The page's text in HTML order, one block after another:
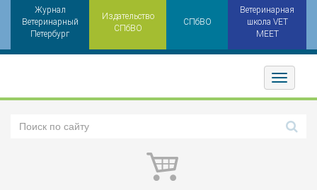
Журнал
Ветеринарный
Петербург
Издательство
СПбВО
СПбВО
Ветеринарная
школа VET
MEET
Toggler